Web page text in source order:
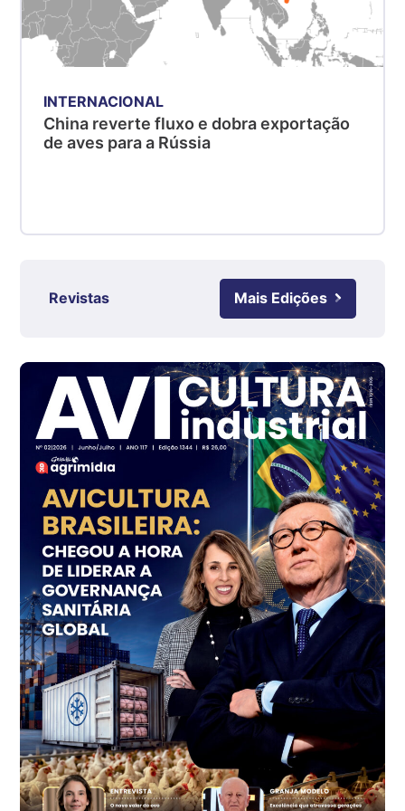
Suíno - Estadual
kg
Suíno - Estadual
SC
RS
Ovo Branco - Regional
Branco
R$ 145,34
cx
Ovo Vermelho - Regional
Grande São Paulo (SP)
R$ 155,59
cx
Ovo Vermelho - Regional
Vermelho
R$ 159,31
cx
Ovo Branco - Regional
Bastos (SP)
R$ 134,40
cx
Ovo Vermelho - Regional
Bastos (SP)
INTERNACIONAL
China reverte fluxo e dobra exportação
de aves para a Rússia
Revistas Mais Edições